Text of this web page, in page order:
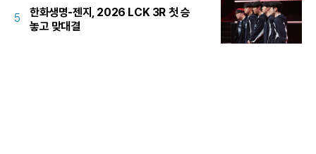
5
한화생명-젠지, 2026 LCK 3R 첫 승
놓고 맞대결